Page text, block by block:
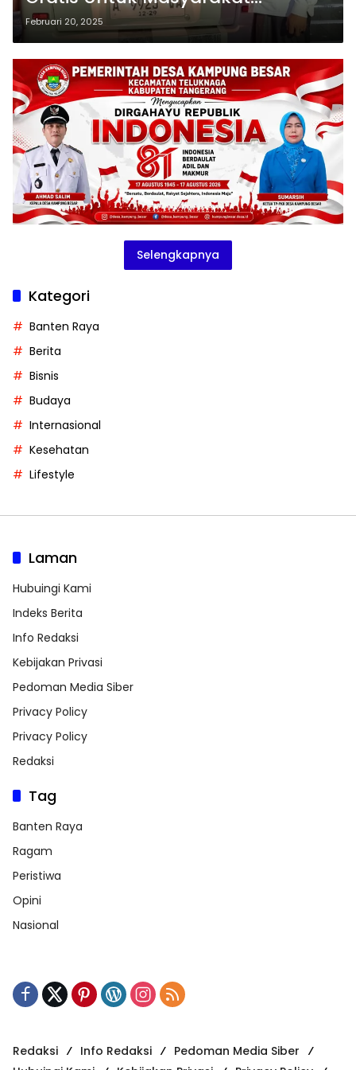
Kabupaten Tangerang
Februari 20, 2025
Selengkapnya
Kategori
Banten Raya
Berita
Bisnis
Budaya
Internasional
Kesehatan
Lifestyle
Laman
Hubuingi Kami
Indeks Berita
Info Redaksi
Kebijakan Privasi
Pedoman Media Siber
Privacy Policy
Privacy Policy
Redaksi
Tag
Banten Raya
Ragam
Peristiwa
Opini
Nasional
Redaksi Info Redaksi
Pedoman Media Siber